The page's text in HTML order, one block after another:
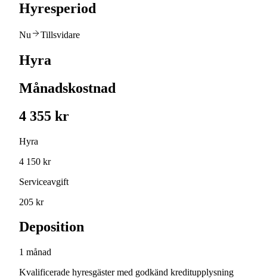
Hyresperiod
Nu Tillsvidare
Hyra
Månadskostnad
4 355 kr
Hyra
4 150 kr
Serviceavgift
205 kr
Deposition
1 månad
Kvalificerade hyresgäster med godkänd kreditupplysning